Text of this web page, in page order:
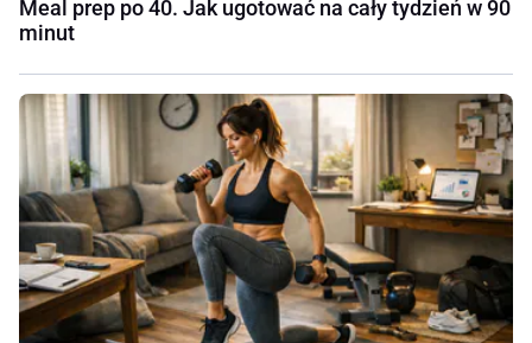
Meal prep po 40. Jak ugotować na cały tydzień w 90
minut